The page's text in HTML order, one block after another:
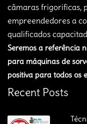
câmaras frigorificas,
empreendedores a
qualificados
Seremos a referência
para máquinas de
positiva para todos os
Recent Posts